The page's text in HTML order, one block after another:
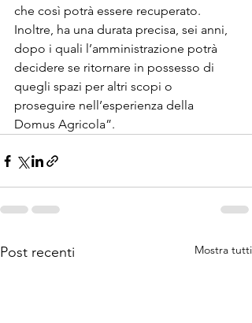
che così potrà essere recuperato.
Inoltre, ha una durata precisa, sei anni,
dopo i quali l’amministrazione potrà
decidere se ritornare in possesso di
quegli spazi per altri scopi o
proseguire nell’esperienza della
Domus Agricola”.
Post recenti Mostra tutti